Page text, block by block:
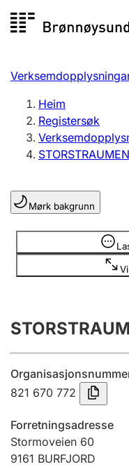
Registersøk
Aksjeselskap
Registrere, endre,
Lag og foreining
Registrere, endre,
Årsrekneskap
Innsending og
Tinglysing
Jeger
Heim
Registersøk
Mørk bakgrunn
Opplysninger er skjult
821 670 772
Forretningsadresse
Stormoveien 60
9161 BURFJORD